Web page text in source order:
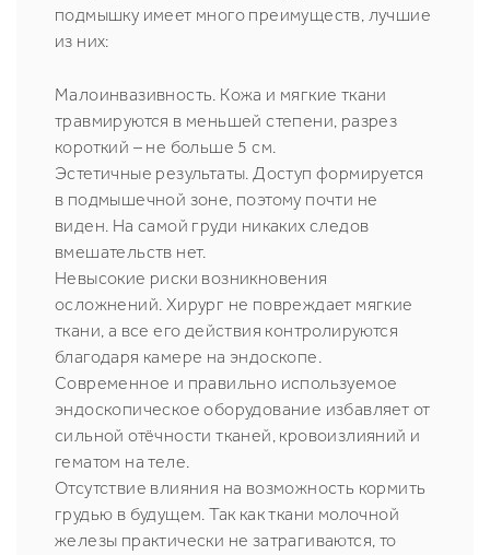
подмышку имеет много преимуществ, лучшие
из них:
Малоинвазивность. Кожа и мягкие ткани
травмируются в меньшей степени, разрез
короткий – не больше 5 см.
Эстетичные результаты. Доступ формируется
в подмышечной зоне, поэтому почти не
виден. На самой груди никаких следов
вмешательств нет.
Невысокие риски возникновения
осложнений. Хирург не повреждает мягкие
ткани, а все его действия контролируются
благодаря камере на эндоскопе.
Современное и правильно используемое
эндоскопическое оборудование избавляет от
сильной отёчности тканей, кровоизлияний и
гематом на теле.
Отсутствие влияния на возможность кормить
грудью в будущем. Так как ткани молочной
железы практически не затрагиваются, то